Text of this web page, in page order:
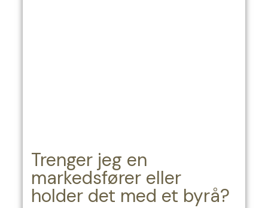
Trenger jeg en
markedsfører eller
holder det med et byrå?